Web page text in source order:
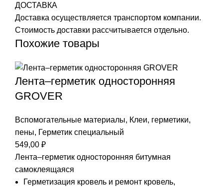
ДОСТАВКА
Доставка осуществляется транспортом компании.
Стоимость доставки рассчитывается отдельно.
Похожие товары
Лента–герметик односторонняя
GROVER
Вспомогательные материалы, Клеи, герметики,
пены, Герметик специальный
549,00 ₽
Лента–герметик односторонняя битумная
самоклеящаяся
Герметизация кровель и ремонт кровель,